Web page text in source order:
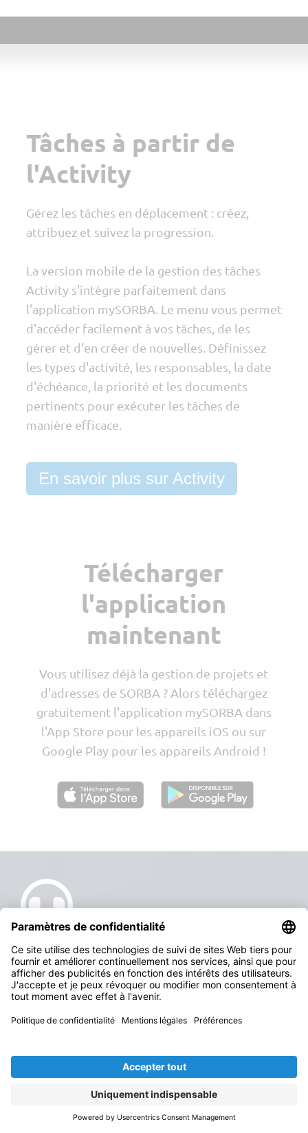
Tâches à partir de
l'Activity
Gérez les tâches en déplacement : créez,
attribuez et suivez la progression.
La version mobile de la gestion des tâches
Activity s'intègre parfaitement dans
l'application mySORBA. Le menu vous permet
d'accéder facilement à vos tâches, de les
gérer et d'en créer de nouvelles. Définissez
les types d'activité, les responsables, la date
d'échéance, la priorité et les documents
pertinents pour exécuter les tâches de
manière efficace.
En savoir plus sur Activity
Télécharger
l'application
maintenant
Vous utilisez déjà la gestion de projets et
d'adresses de SORBA ? Alors téléchargez
gratuitement l'application mySORBA dans
l'App Store pour les appareils iOS ou sur
Google Play pour les appareils Android !
Prendre rendez-vous
pour une démo
Découvrez personnellement comment notre
logiciel et l'application mySORBA peut soutenir
votre entreprise. Contactez-nous pour une
présentation sans engagement de notre logiciel